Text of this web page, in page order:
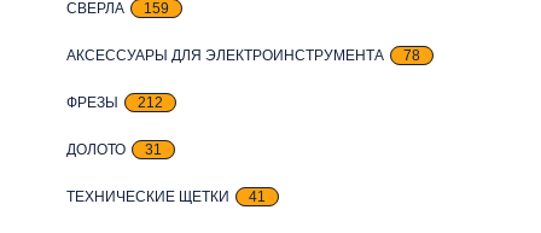
СВЕРЛА 159
АКСЕССУАРЫ ДЛЯ ЭЛЕКТРОИНСТРУМЕНТА 78
ФРЕЗЫ 212
ДОЛОТО 31
ТЕХНИЧЕСКИЕ ЩЕТКИ 41